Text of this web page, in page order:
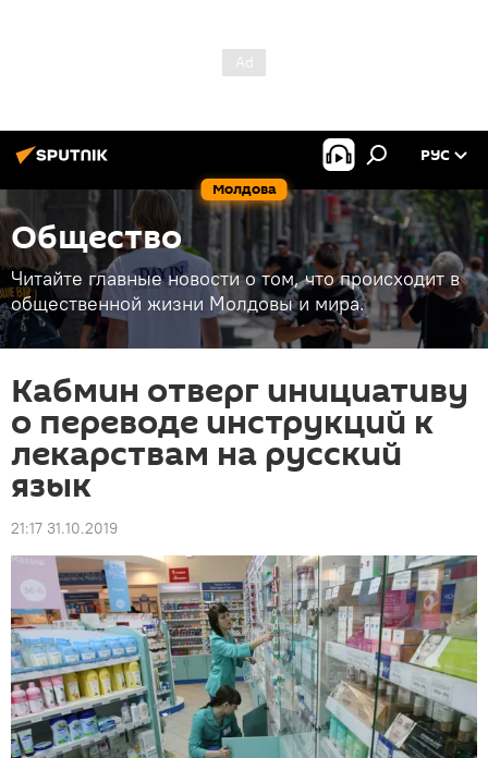
Молдова
РУС
Общество
Читайте главные новости о том, что происходит в
общественной жизни Молдовы и мира.
Кабмин отверг инициативу
о переводе инструкций к
лекарствам на русский
язык
21:17 31.10.2019